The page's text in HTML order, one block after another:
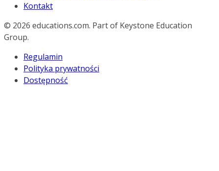
Kontakt
© 2026 educations.com. Part of Keystone Education
Group.
Regulamin
Polityka prywatności
Dostępność